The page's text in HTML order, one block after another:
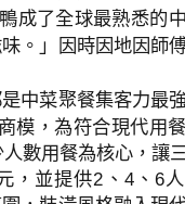
成了全球最熟悉的
。」因時因地因師
中菜聚餐集客力最
模，為符合現代用
人數用餐為核心，讓
，並提供2 、 4、 6